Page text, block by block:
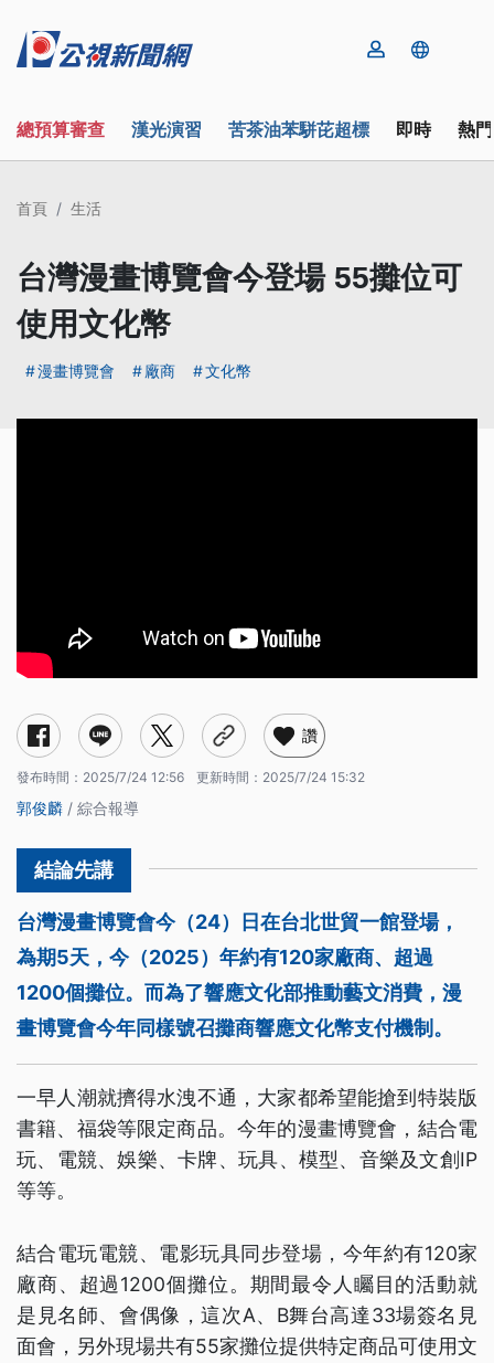
總預算審查 漢光演習 苦茶油苯駢芘超標 即時 熱
首頁 生活
台灣漫畫博覽會今登場 55攤位可
使用文化幣
漫畫博覽會 廠商 文化幣
讚
發布時間： 2025/7/24 12:56 更新時間： 2025/7/24 15:32
郭俊麟 / 綜合報導
台灣漫畫博覽會今（24）日在台北世貿一館登場，
為期5天，今（2025）年約有120家廠商、超過
1200個攤位。而為了響應文化部推動藝文消費，漫
畫博覽會今年同樣號召攤商響應文化幣支付機制。
一早人潮就擠得水洩不通，大家都希望能搶到特裝版
書籍、福袋等限定商品。今年的漫畫博覽會，結合電
玩、電競、娛樂、卡牌、玩具、模型、音樂及文創IP
等等。
結合電玩電競、電影玩具同步登場，今年約有120家
廠商、超過1200個攤位。期間最令人矚目的活動就
是見名師、會偶像，這次A、B舞台高達33場簽名見
面會，另外現場共有55家攤位提供特定商品可使用文